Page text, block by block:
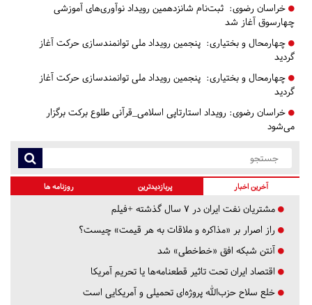
خراسان رضوی: ثبت‌نام شانزدهمین رویداد نوآوری‌های آموزشی
چهارسوق آغاز شد
چهارمحال و بختیاری: پنجمین رویداد ملی توانمندسازی حرکت آغاز
گردید
چهارمحال و بختیاری: پنجمین رویداد ملی توانمندسازی حرکت آغاز
گردید
خراسان رضوی: رویداد استارتاپی اسلامی_قرآنی طلوع برکت برگزار
می‌شود
آخرین اخبار پربازدیدترین روزنامه ها
مشتریان نفت ایران در ۷ سال گذشته +فیلم
راز اصرار بر «مذاکره و ملاقات به هر قیمت» چیست؟
آنتن شبکه افق «خط‌خطی» شد
اقتصاد ایران تحت تاثیر قطعنامه‌ها یا تحریم‌ آمریکا
خلع سلاح حزب‌الله پروژه‌ای تحمیلی و آمریکایی است